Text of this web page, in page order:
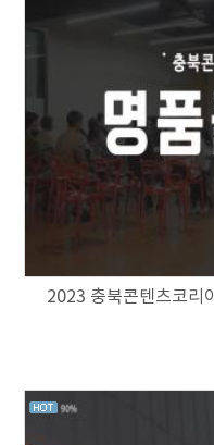
2023 충북콘텐츠코리